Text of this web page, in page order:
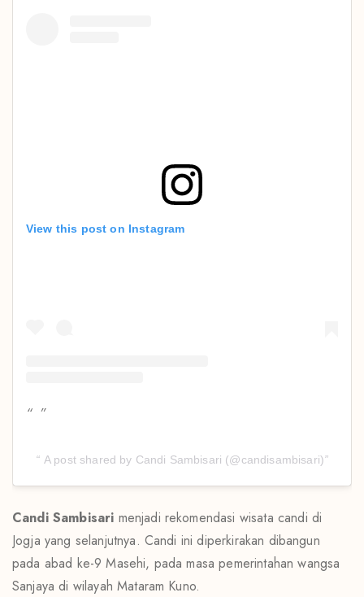
View this post on Instagram
A post shared by Candi Sambisari (@candisambisari)
Candi Sambisari menjadi rekomendasi wisata candi di
Jogja yang selanjutnya. Candi ini diperkirakan dibangun
pada abad ke-9 Masehi, pada masa pemerintahan wangsa
Sanjaya di wilayah Mataram Kuno.